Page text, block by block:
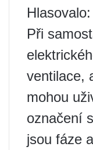
Při
ventilace,
mohou
označení
jsou fáze